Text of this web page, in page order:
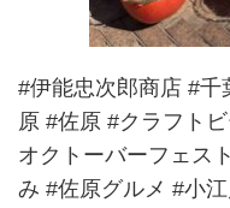
#伊能忠次郎商店 #
原 #佐原 #クラフト
オクトーバーフェス
み #佐原グルメ #小